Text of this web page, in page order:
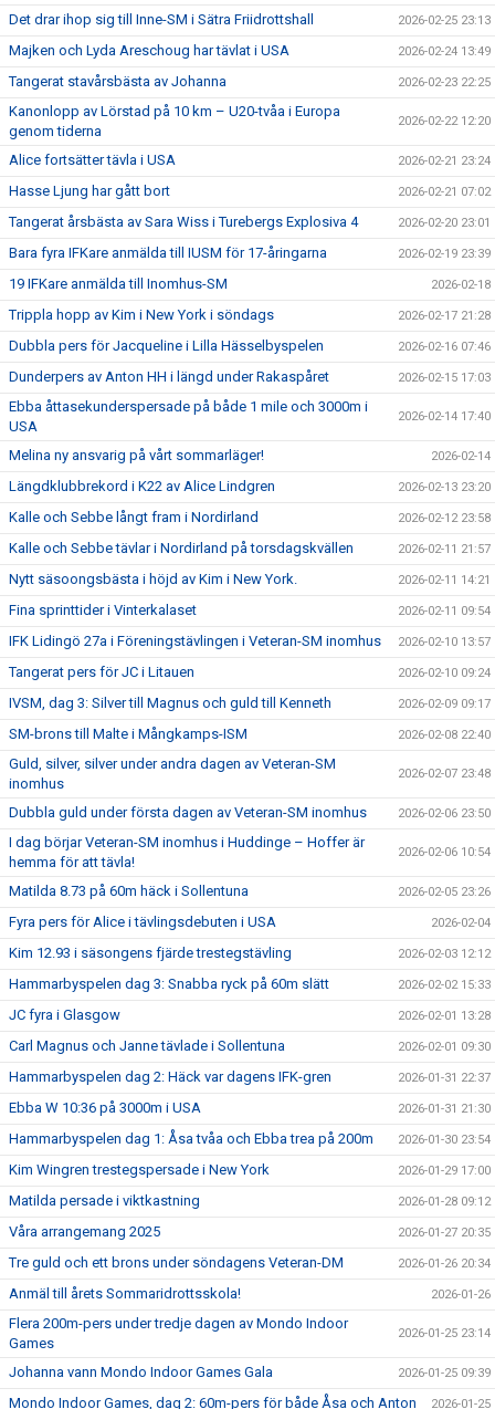
Det drar ihop sig till Inne-SM i Sätra Friidrottshall 2026-02-25 23:13
Majken och Lyda Areschoug har tävlat i USA 2026-02-24 13:49
Tangerat stavårsbästa av Johanna 2026-02-23 22:25
Kanonlopp av Lörstad på 10 km – U20-tvåa i Europa
genom tiderna
2026-02-22 12:20
Alice fortsätter tävla i USA 2026-02-21 23:24
Hasse Ljung har gått bort 2026-02-21 07:02
Tangerat årsbästa av Sara Wiss i Turebergs Explosiva 4 2026-02-20 23:01
Bara fyra IFKare anmälda till IUSM för 17-åringarna 2026-02-19 23:39
19 IFKare anmälda till Inomhus-SM 2026-02-18
Trippla hopp av Kim i New York i söndags 2026-02-17 21:28
Dubbla pers för Jacqueline i Lilla Hässelbyspelen 2026-02-16 07:46
Dunderpers av Anton HH i längd under Rakaspåret 2026-02-15 17:03
Ebba åttasekunderspersade på både 1 mile och 3000m i
USA
2026-02-14 17:40
Melina ny ansvarig på vårt sommarläger! 2026-02-14
Längdklubbrekord i K22 av Alice Lindgren 2026-02-13 23:20
Kalle och Sebbe långt fram i Nordirland 2026-02-12 23:58
Kalle och Sebbe tävlar i Nordirland på torsdagskvällen 2026-02-11 21:57
Nytt säsoongsbästa i höjd av Kim i New York. 2026-02-11 14:21
Fina sprinttider i Vinterkalaset 2026-02-11 09:54
IFK Lidingö 27a i Föreningstävlingen i Veteran-SM inomhus 2026-02-10 13:57
Tangerat pers för JC i Litauen 2026-02-10 09:24
IVSM, dag 3: Silver till Magnus och guld till Kenneth 2026-02-09 09:17
SM-brons till Malte i Mångkamps-ISM 2026-02-08 22:40
Guld, silver, silver under andra dagen av Veteran-SM
inomhus
2026-02-07 23:48
Dubbla guld under första dagen av Veteran-SM inomhus 2026-02-06 23:50
I dag börjar Veteran-SM inomhus i Huddinge – Hoffer är
hemma för att tävla!
2026-02-06 10:54
Matilda 8.73 på 60m häck i Sollentuna 2026-02-05 23:26
Fyra pers för Alice i tävlingsdebuten i USA 2026-02-04
Kim 12.93 i säsongens fjärde trestegstävling 2026-02-03 12:12
Hammarbyspelen dag 3: Snabba ryck på 60m slätt 2026-02-02 15:33
JC fyra i Glasgow 2026-02-01 13:28
Carl Magnus och Janne tävlade i Sollentuna 2026-02-01 09:30
Hammarbyspelen dag 2: Häck var dagens IFK-gren 2026-01-31 22:37
Ebba W 10:36 på 3000m i USA 2026-01-31 21:30
Hammarbyspelen dag 1: Åsa tvåa och Ebba trea på 200m 2026-01-30 23:54
Kim Wingren trestegspersade i New York 2026-01-29 17:00
Matilda persade i viktkastning 2026-01-28 09:12
Våra arrangemang 2025 2026-01-27 20:35
Tre guld och ett brons under söndagens Veteran-DM 2026-01-26 20:34
Anmäl till årets Sommaridrottsskola! 2026-01-26
Flera 200m-pers under tredje dagen av Mondo Indoor
Games
2026-01-25 23:14
Johanna vann Mondo Indoor Games Gala 2026-01-25 09:39
Mondo Indoor Games, dag 2: 60m-pers för både Åsa och Anton 2026-01-25